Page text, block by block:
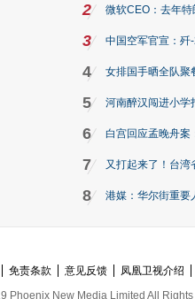
2 微软CEO：去年
3 中国空军官宣：歼
4 女排国手晒全队聚
5 河南醉汉闯进小学
6 白宫回应孟晚舟案
7 又打起来了！台湾
8 港媒：华尔街重要
免责条款 意见反馈 凤凰卫视介绍
Phoenix New Media Limited All